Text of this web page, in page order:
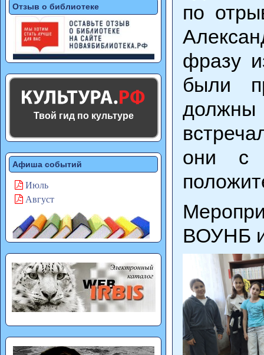
Отзыв о библиотеке
Твой гид по культуре
Афиша событий
Июль
Август
по
фразу
были
должны
они с
ВОУНБ